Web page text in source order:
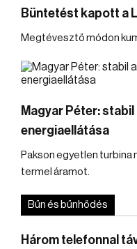
Büntetést kapott a
Megtévesztő módon
Magyar Péter:
energiaellátása
Pakson egyetlen turbina
termel áramot.
Bűn és bűnhődés
Három telefonnal